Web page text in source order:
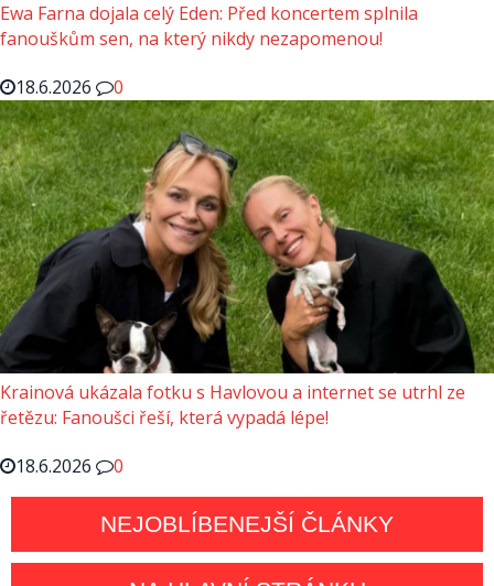
Ewa Farna dojala celý Eden: Před koncertem splnila
fanouškům sen, na který nikdy nezapomenou!
18.6.2026
0
Krainová ukázala fotku s Havlovou a internet se utrhl ze
řetězu: Fanoušci řeší, která vypadá lépe!
18.6.2026
0
NEJOBLÍBENEJŠÍ ČLÁNKY